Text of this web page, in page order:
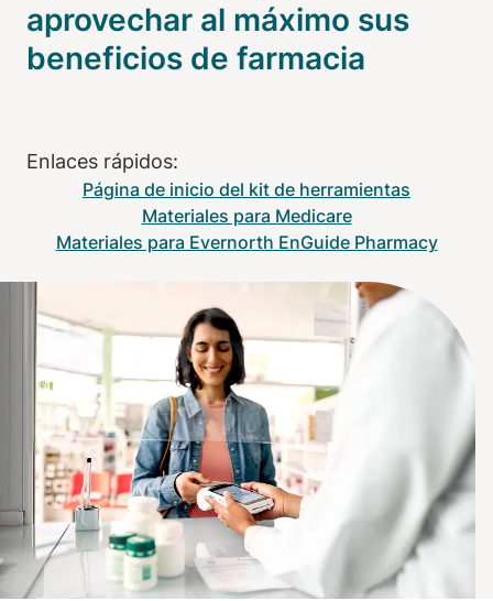
aprovechar al máximo sus
beneficios de farmacia
Enlaces rápidos:
Página de inicio del kit de herramientas
Materiales para Medicare
Materiales para Evernorth EnGuide Pharmacy